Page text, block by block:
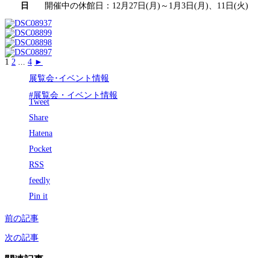
日
開催中の休館日：12月27日(月)～1月3日(月)、11日(火)
1 2 ... 4 ►
展覧会･イベント情報
#展覧会・イベント情報
Tweet
Share
Hatena
Pocket
RSS
feedly
Pin it
前の記事
次の記事